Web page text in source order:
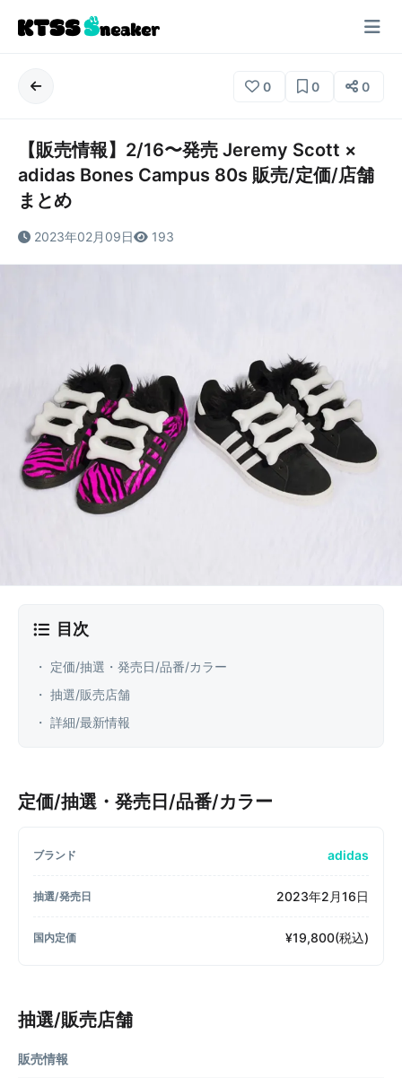
0 0 0
【販売情報】2/16〜発売 Jeremy Scott ×
adidas Bones Campus 80s 販売/定価/店舗
まとめ
2023年02月09日 193
目次
・ 定価/抽選・発売日/品番/カラー
・ 抽選/販売店舗
・ 詳細/最新情報
定価/抽選・発売日/品番/カラー
ブランド adidas
抽選/発売日 2023年2月16日
国内定価 ¥19,800(税込)
抽選/販売店舗
販売情報